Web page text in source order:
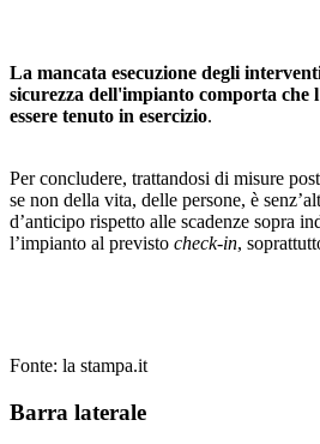
La mancata esecuzione degli
sicurezza dell'impianto comporta che
essere tenuto in esercizio.
Per concludere, trattandosi di misure
se non della vita, delle persone, è
d’anticipo rispetto alle scadenze sopra
l’impianto al previsto check-in,
Fonte: la stampa.it
Barra laterale